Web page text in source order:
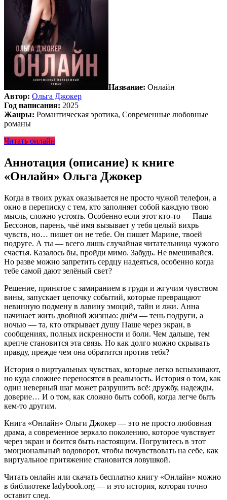
Название: Онлайн
Автор: Ольга Джокер
Год написания: 2025
Жанры: Романтическая эротика, Современные любовные
романы
Читать онлайн
Аннотация (описание) к книге
«Онлайн» Ольга Джокер
Когда в твоих руках оказывается не просто чужой телефон, а
окно в переписку с тем, кто заполняет собой каждую твою
мысль, сложно устоять. Особенно если этот кто-то — Паша
Бессонов, парень, чьё имя вызывает у тебя целый вихрь
чувств, но… пишет он не тебе. Он пишет Марине, твоей
подруге. А ты — всего лишь случайная читательница чужого
счастья. Казалось бы, пройди мимо. Забудь. Не вмешивайся.
Но разве можно запретить сердцу надеяться, особенно когда
тебе самой дают зелёный свет?
Решение, принятое с замиранием в груди и жгучим чувством
вины, запускает цепочку событий, которые превращают
невинную подмену в лавину эмоций, тайн и лжи. Анна
начинает жить двойной жизнью: днём — тень подруги, а
ночью — та, кто открывает душу Паше через экран, в
сообщениях, полных искренности и боли. Чем дальше, тем
крепче становится эта связь. Но как долго можно скрывать
правду, прежде чем она обратится против тебя?
История о виртуальных чувствах, которые легко вспыхивают,
но куда сложнее переносятся в реальность. История о том, как
один неверный шаг может разрушить всё: дружбу, надежды,
доверие… И о том, как сложно быть собой, когда легче быть
кем-то другим.
Книга «Онлайн» Ольги Джокер — это не просто любовная
драма, а современное зеркало поколению, которое чувствует
через экран и боится быть настоящим. Погрузитесь в этот
эмоциональный водоворот, чтобы почувствовать на себе, как
виртуальное притяжение становится ловушкой.
Читать онлайн или скачать бесплатно книгу «Онлайн» можно
в библиотеке ladybook.org — и это история, которая точно
оставит след.